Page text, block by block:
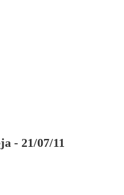
- 21/07/11